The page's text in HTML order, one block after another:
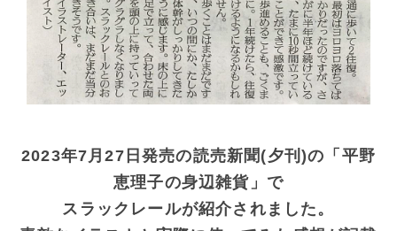
2023年7月27日発売の読売新聞(夕刊)の「平野
恵理子の身辺雑貨」で
スラックレールが紹介されました。